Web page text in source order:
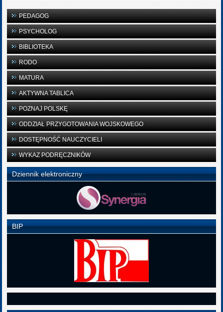
PEDAGOG
PSYCHOLOG
BIBLIOTEKA
RODO
MATURA
AKTYWNA TABLICA
POZNAJ POLSKĘ
ODDZIAŁ PRZYGOTOWANIA WOJSKOWEGO
DOSTĘPNOŚĆ NAUCZYCIELI
WYKAZ PODRĘCZNIKÓW
Dziennik elektroniczny
BIP